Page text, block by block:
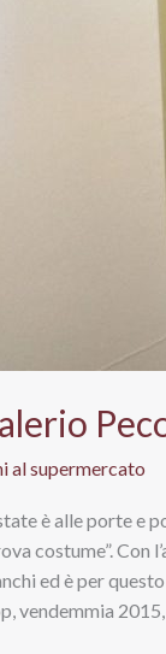
al supermercato
è alle porte e
costume”. Con
ed è per
vendemmia